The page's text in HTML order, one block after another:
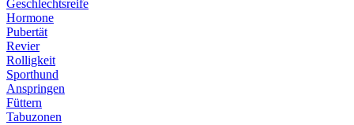
Geschlechtsreife
Hormone
Pubertät
Revier
Rolligkeit
Sporthund
Anspringen
Füttern
Tabuzonen